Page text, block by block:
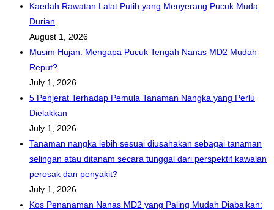
Kaedah Rawatan Lalat Putih yang Menyerang Pucuk Muda
Durian
August 1, 2026
Musim Hujan: Mengapa Pucuk Tengah Nanas MD2 Mudah
Reput?
July 1, 2026
5 Penjerat Terhadap Pemula Tanaman Nangka yang Perlu
Dielakkan
July 1, 2026
Tanaman nangka lebih sesuai diusahakan sebagai tanaman
selingan atau ditanam secara tunggal dari perspektif kawalan
perosak dan penyakit?
July 1, 2026
Kos Penanaman Nanas MD2 yang Paling Mudah Diabaikan: